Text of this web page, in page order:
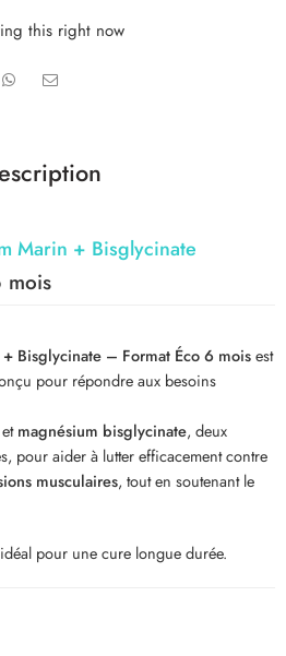
this right now
Marin + Bisglycinate
mois
Bisglycinate – Format Éco 6 moisest
pour répondre aux besoins
etmagnésium bisglycinate, deux
pour aider à lutter efficacement contre
musculaires, tout en soutenant le
pour une cure longue durée.